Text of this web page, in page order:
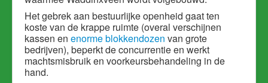
Het gebrek aan bestuurlijke openheid gaat ten
koste van de krappe ruimte (overal verschijnen
kassen en enorme blokkendozen van grote
bedrijven), beperkt de concurrentie en werkt
machtsmisbruik en voorkeursbehandeling in de
hand.